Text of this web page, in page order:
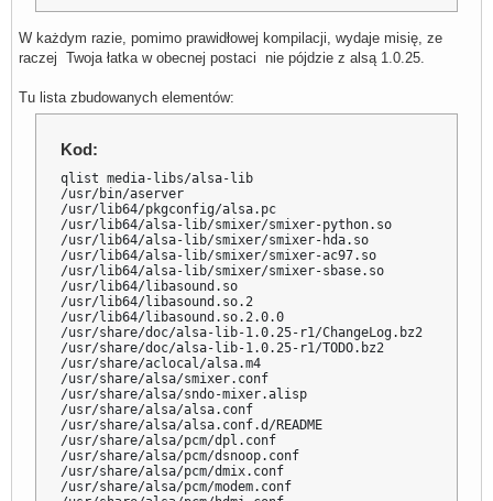
W każdym razie, pomimo prawidłowej kompilacji, wydaje misię, ze
raczej Twoja łatka w obecnej postaci nie pójdzie z alsą 1.0.25.
Tu lista zbudowanych elementów:
Kod:
qlist media-libs/alsa-lib
/usr/bin/aserver
/usr/lib64/pkgconfig/alsa.pc
/usr/lib64/alsa-lib/smixer/smixer-python.so
/usr/lib64/alsa-lib/smixer/smixer-hda.so
/usr/lib64/alsa-lib/smixer/smixer-ac97.so
/usr/lib64/alsa-lib/smixer/smixer-sbase.so
/usr/lib64/libasound.so
/usr/lib64/libasound.so.2
/usr/lib64/libasound.so.2.0.0
/usr/share/doc/alsa-lib-1.0.25-r1/ChangeLog.bz2
/usr/share/doc/alsa-lib-1.0.25-r1/TODO.bz2
/usr/share/aclocal/alsa.m4
/usr/share/alsa/smixer.conf
/usr/share/alsa/sndo-mixer.alisp
/usr/share/alsa/alsa.conf
/usr/share/alsa/alsa.conf.d/README
/usr/share/alsa/pcm/dpl.conf
/usr/share/alsa/pcm/dsnoop.conf
/usr/share/alsa/pcm/dmix.conf
/usr/share/alsa/pcm/modem.conf